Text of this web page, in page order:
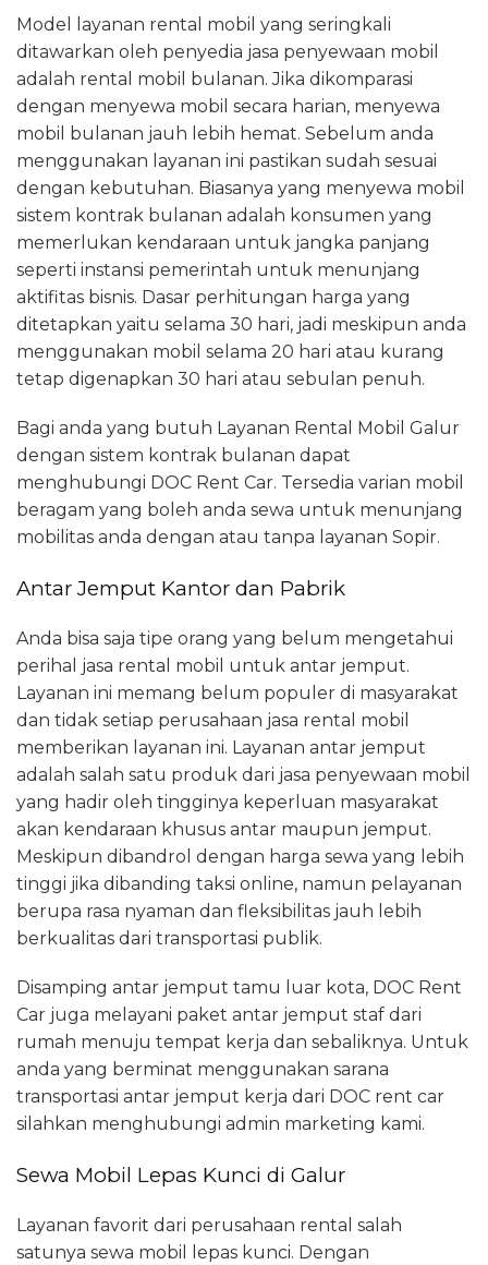
Model layanan rental mobil yang seringkali
ditawarkan oleh penyedia jasa penyewaan mobil
adalah rental mobil bulanan. Jika dikomparasi
dengan menyewa mobil secara harian, menyewa
mobil bulanan jauh lebih hemat. Sebelum anda
menggunakan layanan ini pastikan sudah sesuai
dengan kebutuhan. Biasanya yang menyewa mobil
sistem kontrak bulanan adalah konsumen yang
memerlukan kendaraan untuk jangka panjang
seperti instansi pemerintah untuk menunjang
aktifitas bisnis. Dasar perhitungan harga yang
ditetapkan yaitu selama 30 hari, jadi meskipun anda
menggunakan mobil selama 20 hari atau kurang
tetap digenapkan 30 hari atau sebulan penuh.
Bagi anda yang butuh Layanan Rental Mobil Galur
dengan sistem kontrak bulanan dapat
menghubungi DOC Rent Car. Tersedia varian mobil
beragam yang boleh anda sewa untuk menunjang
mobilitas anda dengan atau tanpa layanan Sopir.
Antar Jemput Kantor dan Pabrik
Anda bisa saja tipe orang yang belum mengetahui
perihal jasa rental mobil untuk antar jemput.
Layanan ini memang belum populer di masyarakat
dan tidak setiap perusahaan jasa rental mobil
memberikan layanan ini. Layanan antar jemput
adalah salah satu produk dari jasa penyewaan mobil
yang hadir oleh tingginya keperluan masyarakat
akan kendaraan khusus antar maupun jemput.
Meskipun dibandrol dengan harga sewa yang lebih
tinggi jika dibanding taksi online, namun pelayanan
berupa rasa nyaman dan fleksibilitas jauh lebih
berkualitas dari transportasi publik.
Disamping antar jemput tamu luar kota, DOC Rent
Car juga melayani paket antar jemput staf dari
rumah menuju tempat kerja dan sebaliknya. Untuk
anda yang berminat menggunakan sarana
transportasi antar jemput kerja dari DOC rent car
silahkan menghubungi admin marketing kami.
Sewa Mobil Lepas Kunci di Galur
Layanan favorit dari perusahaan rental salah
satunya sewa mobil lepas kunci. Dengan